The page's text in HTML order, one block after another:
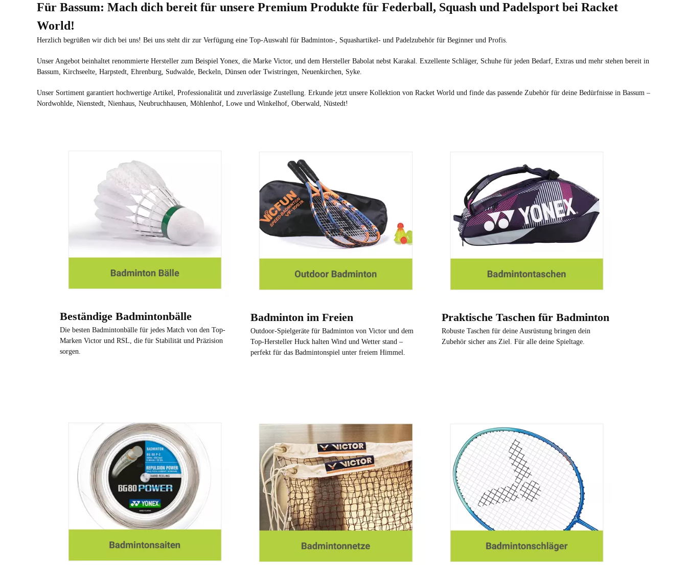
Für Bassum: Mach dich bereit für unsere Premium Produkte für Federball, Squash und Padelsport bei Racket
World!
Herzlich begrüßen wir dich bei uns! Bei uns steht dir zur Verfügung eine Top-Auswahl für Badminton-, Squashartikel- und Padelzubehör für Beginner und Profis.
Unser Angebot beinhaltet renommierte Hersteller zum Beispiel Yonex, die Marke Victor, und dem Hersteller Babolat nebst Karakal. Exzellente Schläger, Schuhe für jeden Bedarf, Extras und mehr stehen bereit in
Bassum, Kirchseelte, Harpstedt, Ehrenburg, Sudwalde, Beckeln, Dünsen oder Twistringen, Neuenkirchen, Syke.
Unser Sortiment garantiert hochwertige Artikel, Professionalität und zuverlässige Zustellung. Erkunde jetzt unsere Kollektion von Racket World und finde das passende Zubehör für deine Bedürfnisse in Bassum –
Nordwohlde, Nienstedt, Nienhaus, Neubruchhausen, Möhlenhof, Lowe und Winkelhof, Oberwald, Nüstedt!
Beständige Badmintonbälle
Die besten Badmintonbälle für jedes Match von den Top-
Marken Victor und RSL, die für Stabilität und Präzision
sorgen.
Badminton im Freien
Outdoor-Spielgeräte für Badminton von Victor und dem
Top-Hersteller Huck halten Wind und Wetter stand –
perfekt für das Badmintonspiel unter freiem Himmel.
Praktische Taschen für Badminton
Robuste Taschen für deine Ausrüstung bringen dein
Zubehör sicher ans Ziel. Für alle deine Spieltage.